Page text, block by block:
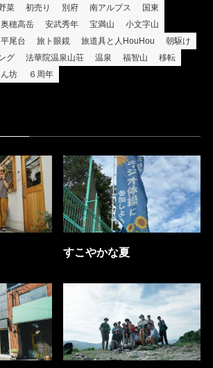
菜 初売り 別府 南アルプス
国東
奥穂高岳 安武秀年 宝満山
小文字山
平尾台 旅ト眼鏡 旅道具と人HouHou
朝駆け
グ 法華院温泉山荘 温泉 福智山
移転
坊 ６周年
すこやかな夏